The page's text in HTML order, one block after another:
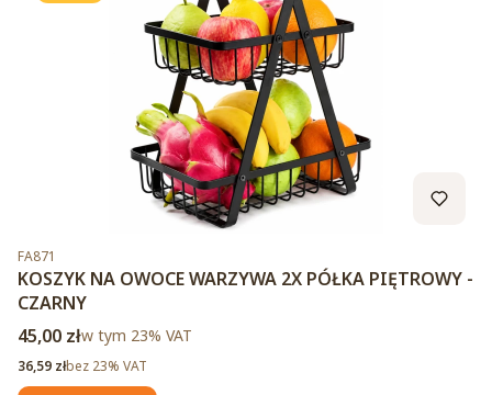
Kod produktu
FA871
KOSZYK NA OWOCE WARZYWA 2X PÓŁKA PIĘTROWY -
CZARNY
Cena brutto
45,00 złw tym %s VAT
w tym 23% VAT
Cena netto
36,59 złbez 23% VAT